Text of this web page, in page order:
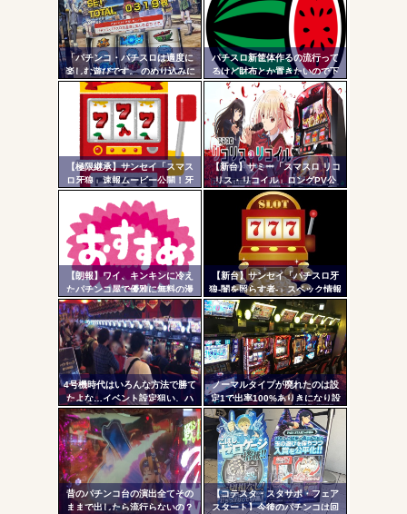
ワイ、パチンコ屋店員の目の前で会員カードを握り潰し
「今までありがとう」と...
無職のパチンコカス(22)なんやが、ワイの人生どれくらい
ヤバいか教えて？...
AngelBeats!とかいうクソアニメの思い出ｗｗｗ
Powered by livedoor 相互RSS
「パチンコ・パチスロは適度に
楽しむ遊びです。 のめり込みに
注意しましょう。」←これおか
しいだろｗｗｗ
パチスロ新筐体作るの流行って
るけど財布とか置きたいので下
皿とか今まで通りがいいわ
【極限継承】サンセイ「スマス
ロ牙狼」速報ムービー公開！牙
狼の名に恥じぬ出玉性能がパチ
ンコからスロットへ
【新台】サミー「スマスロ リコ
リス・リコイル」ロングPV公
開！新時代の疑似ボ連打を体感
せよ！！！
【朗報】ワイ、キンキンに冷え
たパチンコ屋で優雅に無料の漫
画を楽しむｗｗｗｗ
【新台】サンセイ「パチスロ牙
狼-闇を照らす者-」スペック情報
判明！純増約9.1枚のAT機、疑似
ボ突破型、究極魔戒RUSHは継続
率82.6%のバトルタイプAT
4号機時代はいろんな方法で勝て
たよな…イベント設定狙い、ハ
イエナ、超技術介入機、新装狙
い…
ノーマルタイプが廃れたのは設
定1で出率100%ありきになり設
定1放置がデフォになったから
昔のパチンコ台の演出全てその
ままで出したら流行らないの？
【コテスタ・スタサポ・フェア
スタート】今後のパチンコは回
コテ
リン
- 固
定リ
ンク
自動
更新
ツー